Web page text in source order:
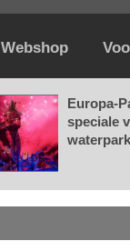
Webshop
Europa-
speciale